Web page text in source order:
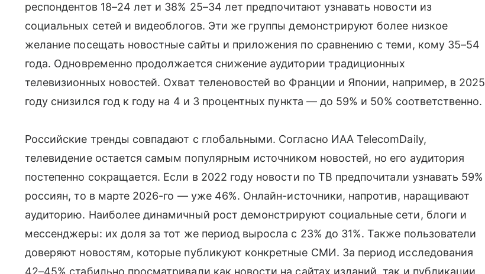
респондентов 18–24 лет и 38% 25–34 лет предпочитают узнавать новости из
социальных сетей и видеоблогов. Эти же группы демонстрируют более низкое
желание посещать новостные сайты и приложения по сравнению с теми, кому 35–54
года. Одновременно продолжается снижение аудитории традиционных
телевизионных новостей. Охват теленовостей во Франции и Японии, например, в 2025
году снизился год к году на 4 и 3 процентных пункта — до 59% и 50% соответственно.
Российские тренды совпадают с глобальными. Согласно ИАА TelecomDaily,
телевидение остается самым популярным источником новостей, но его аудитория
постепенно сокращается. Если в 2022 году новости по ТВ предпочитали узнавать 59%
россиян, то в марте 2026-го — уже 46%. Онлайн-источники, напротив, наращивают
аудиторию. Наиболее динамичный рост демонстрируют социальные сети, блоги и
мессенджеры: их доля за тот же период выросла с 23% до 31%. Также пользователи
доверяют новостям, которые публикуют конкретные СМИ. За период исследования
42–45% стабильно просматривали как новости на сайтах изданий, так и публикации